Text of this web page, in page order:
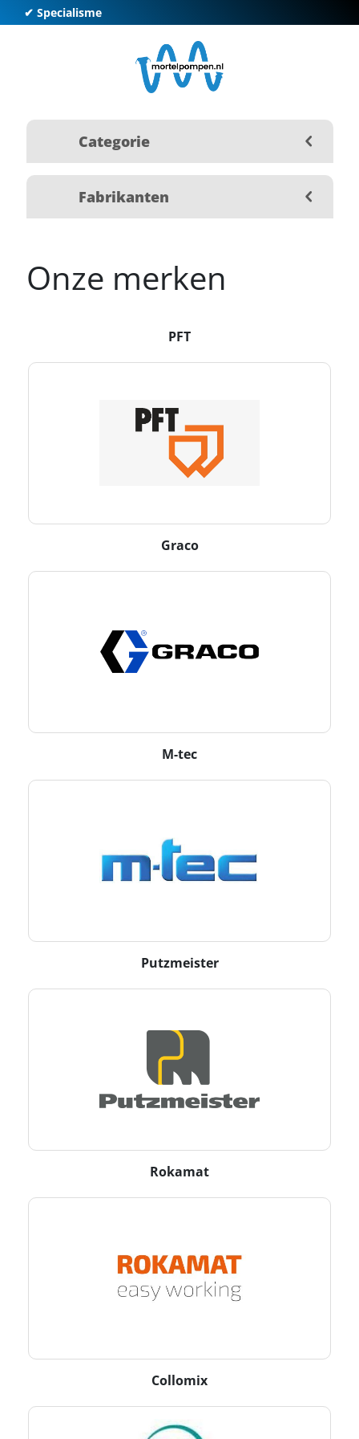
✔ Specialisme
Categorie
Fabrikanten
Onze merken
PFT
Graco
M-tec
Putzmeister
Rokamat
Collomix